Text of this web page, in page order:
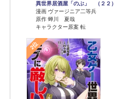
異世界居酒屋「のぶ」 （２２）
漫画 ヴァージニア二等兵
原作 蝉川 夏哉
キャラクター原案 転
2位